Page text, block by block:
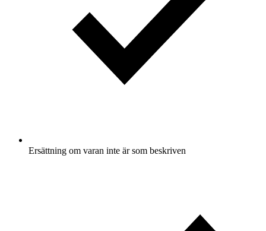
Ersättning om varan inte är som beskriven